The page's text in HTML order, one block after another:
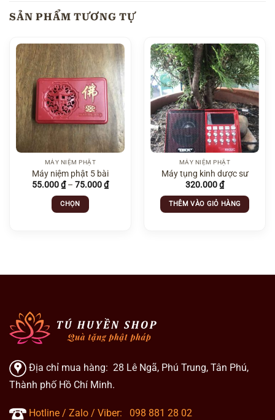
SẢN PHẨM TƯƠNG TỰ
MÁY NIỆM PHẬT
Máy niệm phật 5 bài
55.000₫ – 75.000₫Khoảng
giá:
CHỌN
tùy
chọn
được
chọn
trang
MÁY NIỆM PHẬT
Máy tụng kinh dược sư
320.000₫
THÊM VÀO GIỎ HÀNG
Địa chỉ mua hàng: 28 Lê Ngã, Phú Trung, Tân Phú,
Thành phố Hồ Chí Minh.
Hotline / Zalo / Viber: 098 881 28 02